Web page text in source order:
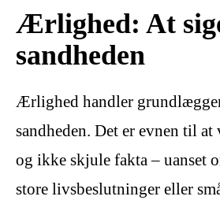
Ærlighed: At
sandheden
Ærlighed handler
sandheden. Det er evnen til
og ikke skjule fakta – uanset
store livsbeslutninger eller